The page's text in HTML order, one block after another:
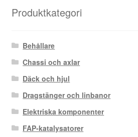
Produktkategori
Behållare
Chassi och axlar
Däck och hjul
Dragstänger och linbanor
Elektriska komponenter
FAP-katalysatorer